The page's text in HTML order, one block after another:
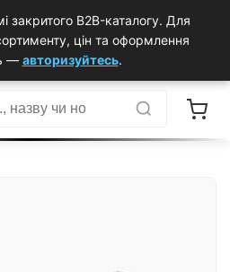
закритого B2B-каталогу. Для
цін та оформлення
— авторизуйтесь.